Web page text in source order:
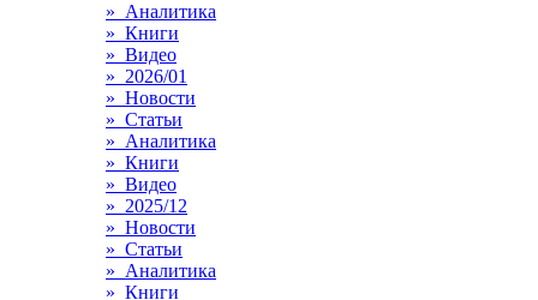
» Аналитика
» Книги
» Видео
» 2026/01
» Новости
» Статьи
» Аналитика
» Книги
» Видео
» 2025/12
» Новости
» Статьи
» Аналитика
» Книги